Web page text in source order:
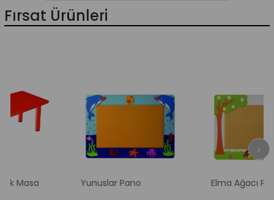
Fırsat Ürünleri
Yunuslar Pano Elma Ağacı Pano